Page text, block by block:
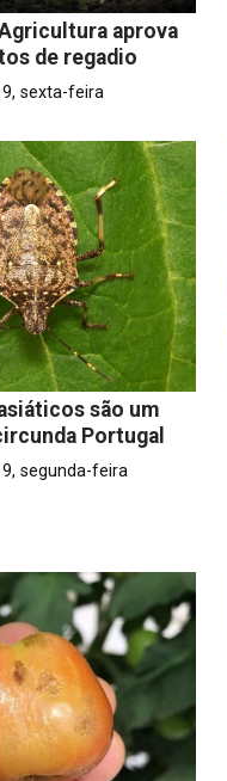
aprova
de regadio
sexta-feira
são um
Portugal
segunda-feira